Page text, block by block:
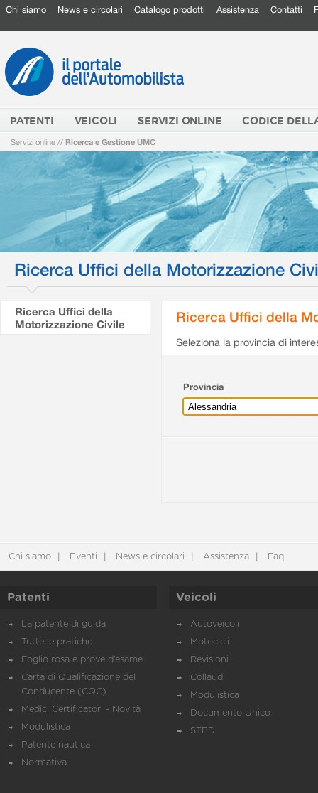
Chi siamo News e circolari Catalogo prodotti Assistenza Contatti
PATENTI VEICOLI SERVIZI ONLINE CODICE
Servizi online // Ricerca e Gestione UMC
Ricerca Uffici della Motorizzazione
Ricerca Uffici della
Motorizzazione Civile
Ricerca Uffici della
Seleziona la provincia di
Provincia
Chi siamo Eventi News e circolari Assistenza Faq
Patenti
La patente di guida
Tutte le pratiche
Foglio rosa e prove d’esame
Carta di Qualificazione del
Conducente (CQC)
Medici Certificatori - Novità
Modulistica
Patente nautica
Normativa
Veicoli
Autoveicoli
Motocicli
Revisioni
Collaudi
Modulistica
Documento Unico
STED